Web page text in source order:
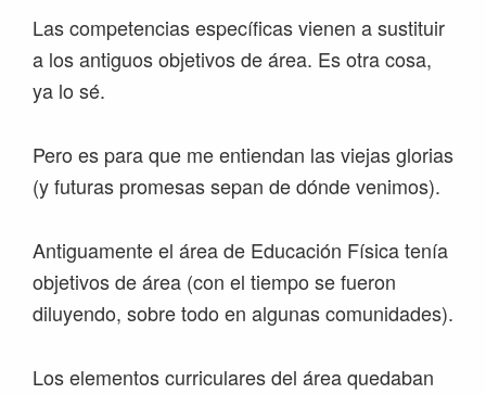
Las competencias específicas vienen a sustituir
a los antiguos objetivos de área. Es otra cosa,
ya lo sé.
Pero es para que me entiendan las viejas glorias
(y futuras promesas sepan de dónde venimos).
Antiguamente el área de Educación Física tenía
objetivos de área (con el tiempo se fueron
diluyendo, sobre todo en algunas comunidades).
Los elementos curriculares del área quedaban